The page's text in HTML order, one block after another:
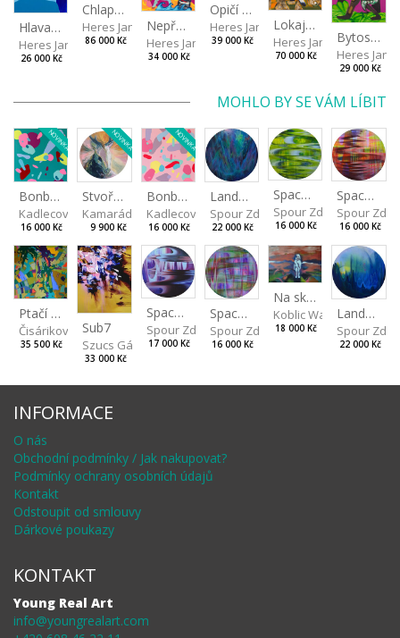
Hlava VII
Heres Jan
26 000 Kč
Chlapec s tygrem
Heres Jan
86 000 Kč
Nepřehledný sen
Heres Jan
34 000 Kč
Opičí kapitán
Heres Jan
39 000 Kč
Lokaj - ryba
Heres Jan
70 000 Kč
Bytost z druhé strany
Heres Jan
29 000 Kč
MOHLO BY SE VÁM LÍBIT
NOVINKA
Bonbon III
Kadlecová Jaroslava
16 000 Kč
NOVINKA
Stvořeni jeden pro druhého II
Kamarádová Jana
9 900 Kč
NOVINKA
Bonbon II
Kadlecová Jaroslava
16 000 Kč
Landscape III
Spour Zdeněk
22 000 Kč
Spaces I
Spour Zdeněk
16 000 Kč
Spaces II
Spour
16 000 Kč
Ptačí perspektiva
Čisáriková Táňa
35 500 Kč
Sub7
Szucs Gábor
33 000 Kč
Spaces IV
Spour Zdeněk
17 000 Kč
Spaces III
Spour Zdeněk
16 000 Kč
Na skalách
Koblic Walterová
18 000 Kč
Landscape II
Spour
22 000 Kč
INFORMACE
O nás
Obchodní podmínky / Jak nakupovat?
Podmínky ochrany osobních údajů
Kontakt
Odstoupit od smlouvy
Dárkové poukazy
KONTAKT
Young Real Art
info@youngrealart.com